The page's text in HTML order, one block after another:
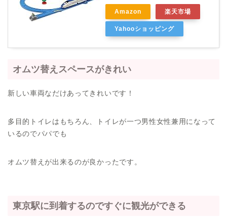
Amazon 楽天市場
Yahooショッピング
オムツ替えスペースがきれい
新しい車両なだけあってきれいです！
多目的トイレはもちろん、トイレが一つ男性女性兼用になって
いるのでパパでも
オムツ替えが出来るのが良かったです。
東京駅に到着するのですぐに観光ができる